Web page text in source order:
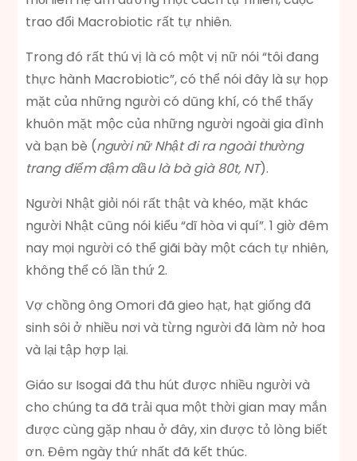
trao đổi Macrobiotic rất tự nhiên.
Trong đó rất thú vị là có một vị nữ nói “tôi đang
thực hành Macrobiotic”, có thể nói đây là sự họp
mặt của những người có dũng khí, có thể thấy
khuôn mặt mộc của những người ngoài gia đình
và bạn bè (người nữ Nhật đi ra ngoài thường
trang điểm đậm dầu là bà già 80t, NT).
Người Nhật giỏi nói rất thật và khéo, mặt khác
người Nhật cũng nói kiểu “dĩ hòa vi quí”. 1 giờ đêm
nay mọi người có thể giãi bày một cách tự nhiên,
không thể có lần thứ 2.
Vợ chồng ông Omori đã gieo hạt, hạt giống đã
sinh sôi ở nhiều nơi và từng người đã làm nở hoa
và lại tập hợp lại.
Giáo sư Isogai đã thu hút được nhiều người và
cho chúng ta đã trải qua một thời gian may mắn
được cùng gặp nhau ở đây, xin được tỏ lòng biết
ơn. Đêm ngày thứ nhất đã kết thúc.